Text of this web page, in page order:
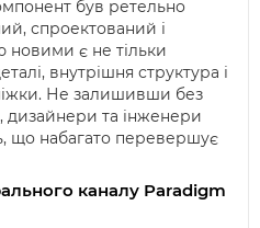
був ретельно
спроектований і
новими є не тільки
внутрішня структура і
Не залишивши без
дизайнери та інженери
що набагато перевершує
каналу Paradigm